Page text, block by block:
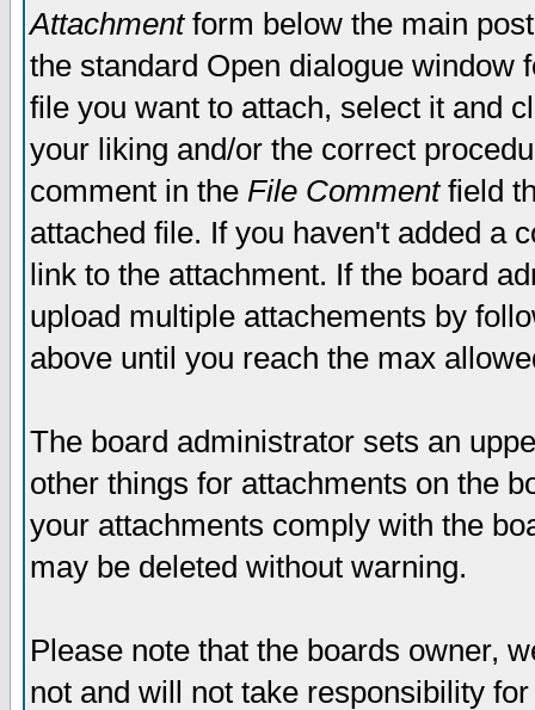
Attachmentform below the main
the standard Open dialogue window
file you want to attach, select it and
your liking and/or the correct
comment in the File Commentfield
attached file. If you haven't added a
link to the attachment. If the board
upload multiple attachements by
above until you reach the max
The board administrator sets an
other things for attachments on the
your attachments comply with the
may be deleted without warning.
Please note that the boards owner,
not and will not take responsibility